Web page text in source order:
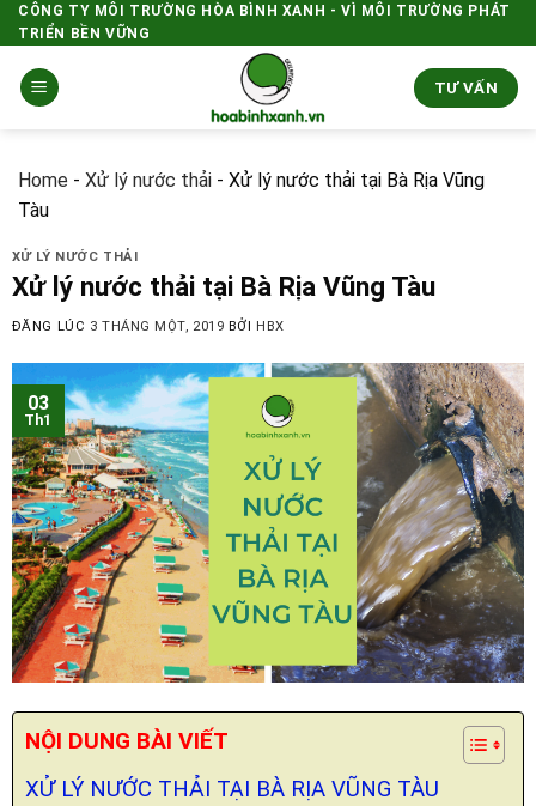
Skip
to
content
CÔNG TY MÔI TRƯỜNG HÒA BÌNH XANH - VÌ MÔI TRƯỜNG PHÁT
TRIỂN BỀN VỮNG
TƯ VẤN
Home - Xử lý nước thải - Xử lý nước thải tại Bà Rịa Vũng
Tàu
XỬ LÝ NƯỚC THẢI
Xử lý nước thải tại Bà Rịa Vũng Tàu
ĐĂNG LÚC 3 THÁNG MỘT, 2019 BỞI HBX
03
Th1
NỘI DUNG BÀI VIẾT
XỬ LÝ NƯỚC THẢI TẠI BÀ RỊA VŨNG TÀU